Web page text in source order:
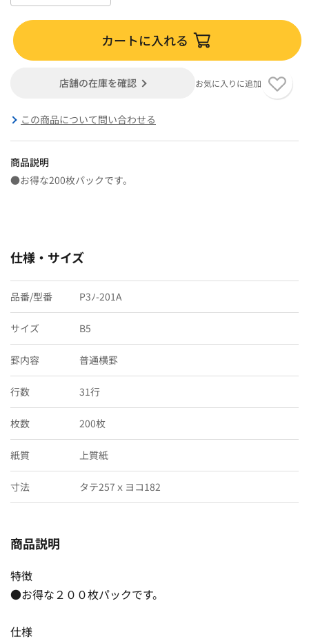
カートに入れる
店舗の在庫を確認 お気に入りに追加
この商品について問い合わせる
商品説明
●お得な200枚パックです。
仕様・サイズ
品番/型番 P3ﾉ-201A
サイズ B5
罫内容 普通横罫
行数 31行
枚数 200枚
紙質 上質紙
寸法 タテ257ｘヨコ182
商品説明
特徴
●お得な２００枚パックです。
仕様